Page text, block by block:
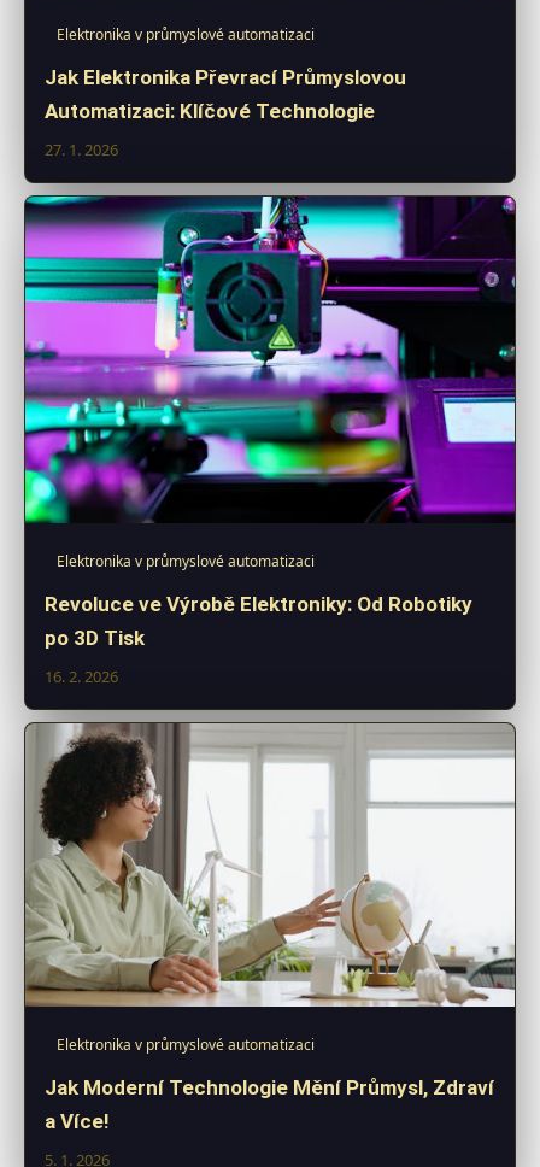
Elektronika v průmyslové automatizaci
Jak Elektronika Převrací Průmyslovou
Automatizaci: Klíčové Technologie
27. 1. 2026
Elektronika v průmyslové automatizaci
Revoluce ve Výrobě Elektroniky: Od Robotiky
po 3D Tisk
16. 2. 2026
Elektronika v průmyslové automatizaci
Jak Moderní Technologie Mění Průmysl, Zdraví
a Více!
5. 1. 2026